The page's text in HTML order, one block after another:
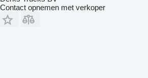
Contact opnemen met verkoper